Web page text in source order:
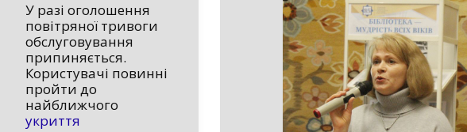
У разі оголошення
повітряної тривоги
обслуговування
припиняється.
Користувачі повинні
пройти до
найближчого
укриття